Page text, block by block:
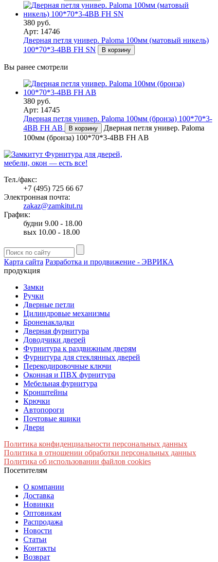
380 руб.
Арт: 14746
Дверная петля универ. Paloma 100мм (матовый никель)
100*70*3-4BB FH SN
В корзину
Вы ранее смотрели
380 руб.
Арт: 14745
Дверная петля универ. Paloma 100мм (бронза) 100*70*3-
4BB FH AB
В корзину
Дверная петля универ. Paloma
100мм (бронза) 100*70*3-4BB FH AB
Фурнитура для дверей,
мебели, окон — есть все!
Тел./факс:
+7 (495) 725 66 67
Электронная почта:
zakaz@zamkitut.ru
График:
будни 9.00 - 18.00
вых 10.00 - 18.00
Карта сайта Разработка и продвижение - ЭВРИКА
продукция
Замки
Ручки
Дверные петли
Цилиндровые механизмы
Броненакладки
Дверная фурнитура
Доводчики дверей
Фурнитура к раздвижным дверям
Фурнитура для стеклянных дверей
Перекодировочные ключи
Оконная и ПВХ фурнитура
Мебельная фурнитура
Кронштейны
Крючки
Автопороги
Почтовые ящики
Двери
Политика конфиденциальности персональных данных
Политика в отношении обработки персональных данных
Политика об использовании файлов cookies
Посетителям
О компании
Доставка
Новинки
Оптовикам
Распродажа
Новости
Статьи
Контакты
Возврат